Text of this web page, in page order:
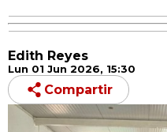
Edith Reyes
Lun 01 Jun 2026, 15:30
Compartir